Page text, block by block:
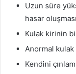
Uzun süre
hasar oluşması
Kulak kirinin
Anormal
Kendini